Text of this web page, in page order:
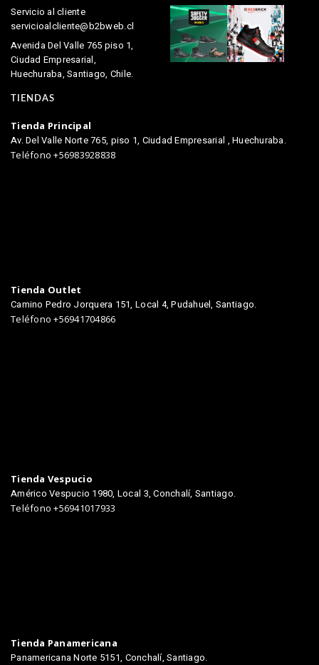
Servicio al cliente
servicioalcliente@b2bweb.cl
Avenida Del Valle 765 piso 1,
Ciudad Empresarial,
Huechuraba, Santiago, Chile.
TIENDAS
Tienda Principal
Av. Del Valle Norte 765, piso 1, Ciudad Empresarial , Huechuraba.
Teléfono +56983928838
Tienda Outlet
Camino Pedro Jorquera 151, Local 4, Pudahuel, Santiago.
Teléfono +56941704866
Tienda Vespucio
Américo Vespucio 1980, Local 3, Conchalí, Santiago.
Teléfono +56941017933
Tienda Panamericana
Panamericana Norte 5151, Conchalí, Santiago.